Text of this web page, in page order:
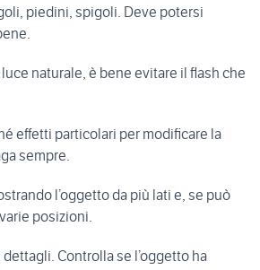
piedini, spigoli. Deve potersi
naturale, è bene evitare il flash che
effetti particolari per modificare la
sempre.
l’oggetto da più lati e, se può
posizioni.
dettagli. Controlla se l’oggetto ha